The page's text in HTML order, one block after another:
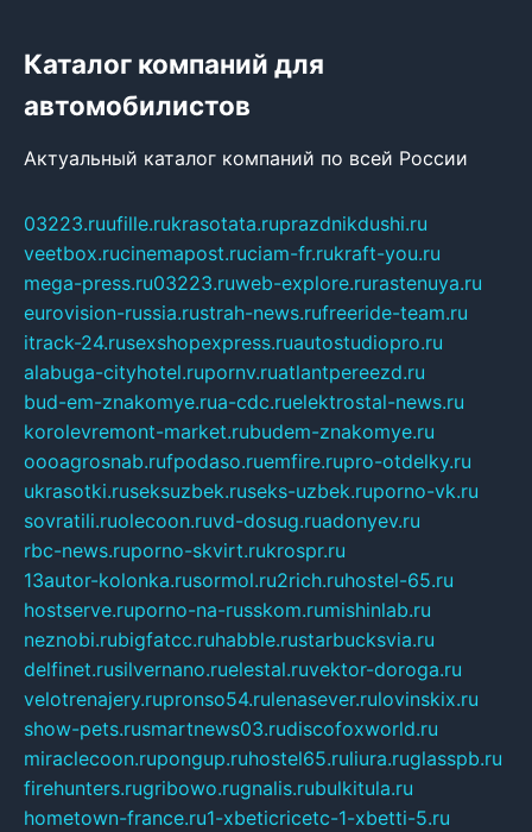
Каталог компаний для
автомобилистов
Актуальный каталог компаний по всей России
03223.ruufille.rukrasotata.ruprazdnikdushi.ru
veetbox.rucinemapost.ruciam-fr.rukraft-you.ru
mega-press.ru03223.ruweb-explore.rurastenuya.ru
eurovision-russia.rustrah-news.rufreeride-team.ru
itrack-24.rusexshopexpress.ruautostudiopro.ru
alabuga-cityhotel.rupornv.ruatlantpereezd.ru
bud-em-znakomye.rua-cdc.ruelektrostal-news.ru
korolevremont-market.rubudem-znakomye.ru
oooagrosnab.rufpodaso.ruemfire.rupro-otdelky.ru
ukrasotki.ruseksuzbek.ruseks-uzbek.ruporno-vk.ru
sovratili.ruolecoon.ruvd-dosug.ruadonyev.ru
rbc-news.ruporno-skvirt.rukrospr.ru
13autor-kolonka.rusormol.ru2rich.ruhostel-65.ru
hostserve.ruporno-na-russkom.rumishinlab.ru
neznobi.rubigfatcc.ruhabble.rustarbucksvia.ru
delfinet.rusilvernano.ruelestal.ruvektor-doroga.ru
velotrenajery.rupronso54.rulenasever.rulovinskix.ru
show-pets.rusmartnews03.rudiscofoxworld.ru
miraclecoon.rupongup.ruhostel65.ruliura.ruglasspb.ru
firehunters.rugribowo.rugnalis.rubulkitula.ru
hometown-france.ru1-xbeticricetc-1-xbetti-5.ru